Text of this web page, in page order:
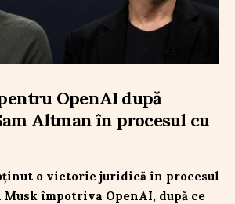
OpenAI după
Altman în procesul cu
o victorie juridică în procesul
împotriva OpenAI, după ce